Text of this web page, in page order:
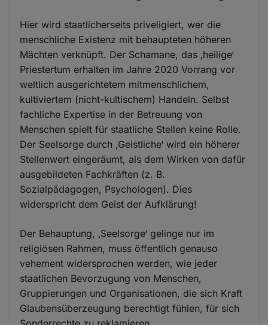
Hier wird staatlicherseits priveligiert, wer die
menschliche Existenz mit behaupteten höheren
Mächten verknüpft. Der Schamane, das ‚heilige‘
Priestertum erhalten im Jahre 2020 Vorrang vor
weltlich ausgerichtetem mitmenschlichem,
kultiviertem (nicht-kultischem) Handeln. Selbst
fachliche Expertise in der Betreuung von
Menschen spielt für staatliche Stellen keine Rolle.
Der Seelsorge durch ‚Geistliche‘ wird ein höherer
Stellenwert eingeräumt, als dem Wirken von dafür
ausgebildeten Fachkräften (z. B.
Sozialpädagogen, Psychologen). Dies
widerspricht dem Geist der Aufklärung!
Der Behauptung, ‚Seelsorge‘ gelinge nur im
religiösen Rahmen, muss öffentlich genauso
vehement widersprochen werden, wie jeder
staatlichen Bevorzugung von Menschen,
Gruppierungen und Organisationen, die sich Kraft
Glaubensüberzeugung berechtigt fühlen, für sich